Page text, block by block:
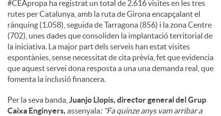
#CEApropa ha registrat un total de 2.616 visites en les tres
rutes per Catalunya, amb la ruta de Girona encapçalant el
rànquing (1.058), seguida de Tarragona (856) i la zona Centre
(702), unes dades que consoliden la implantació territorial de
la iniciativa. La major part dels serveis han estat visites
espontànies, sense necessitat de cita prèvia, fet que evidencia
que aquest servei dona resposta a una una demanda real, que
fomenta la inclusió financera.
Per la seva banda, Juanjo Llopis, director general del Grup
Caixa Enginyers, assenyala: "Fa quinze anys vam arribar a